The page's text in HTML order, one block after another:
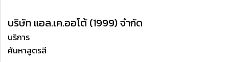
บริษัท แอล.เค.ออโต้ (1999) จำกัด
บริการ
ค้นหาสูตรสี